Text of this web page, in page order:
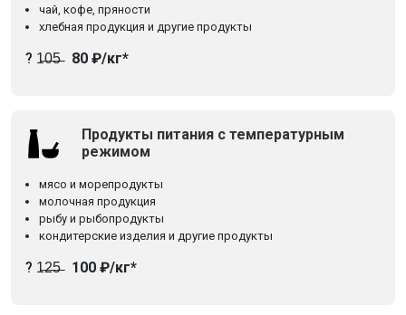
чай, кофе, пряности
хлебная продукция и другие продукты
? 1̶0̶5̶ 80 ₽/кг*
Продукты питания с температурным
режимом
мясо и морепродукты
молочная продукция
рыбу и рыбопродукты
кондитерские изделия и другие продукты
? 1̶2̶5̶ 100 ₽/кг*